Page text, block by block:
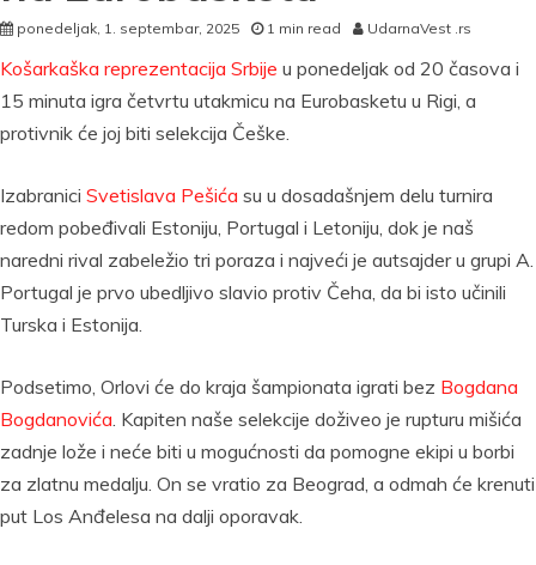
ponedeljak, 1. septembar, 2025 1 min read UdarnaVest .rs
Košarkaška reprezentacija Srbije u ponedeljak od 20 časova i
15 minuta igra četvrtu utakmicu na Eurobasketu u Rigi, a
protivnik će joj biti selekcija Češke.
Izabranici Svetislava Pešića su u dosadašnjem delu turnira
redom pobeđivali Estoniju, Portugal i Letoniju, dok je naš
naredni rival zabeležio tri poraza i najveći je autsajder u grupi A.
Portugal je prvo ubedljivo slavio protiv Čeha, da bi isto učinili
Turska i Estonija.
Podsetimo, Orlovi će do kraja šampionata igrati bez Bogdana
Bogdanovića. Kapiten naše selekcije doživeo je rupturu mišića
zadnje lože i neće biti u mogućnosti da pomogne ekipi u borbi
za zlatnu medalju. On se vratio za Beograd, a odmah će krenuti
put Los Anđelesa na dalji oporavak.